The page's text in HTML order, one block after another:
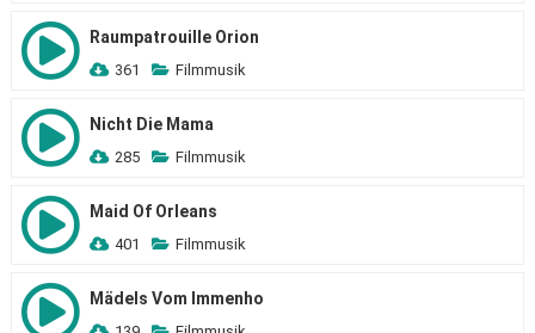
Raumpatrouille Orion
361 Filmmusik
Nicht Die Mama
285 Filmmusik
Maid Of Orleans
401 Filmmusik
Mädels Vom Immenho